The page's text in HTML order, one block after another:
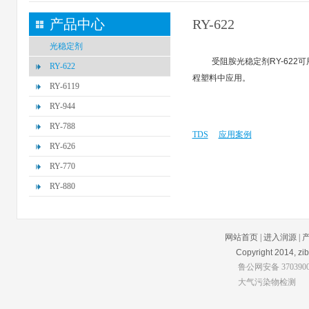
产品中心
光稳定剂
RY-622
RY-6119
RY-944
RY-788
RY-626
RY-770
RY-880
RY-622
受阻胺光稳定剂RY-622
程塑料中应用。
TDS 应用案例
网站首页 进入润源
Copyright 2014,
鲁公网安备
大气污染物检测